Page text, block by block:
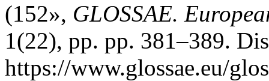
(152», GLOSSAE.
1(22), pp. pp. 381–389.
https://www.glossae.eu/